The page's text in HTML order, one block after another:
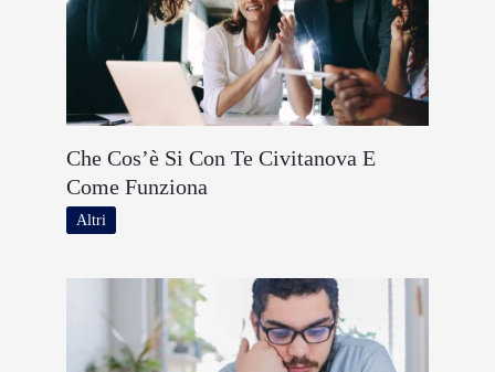
Che Cos’è Si Con Te Civitanova E
Come Funziona
Altri